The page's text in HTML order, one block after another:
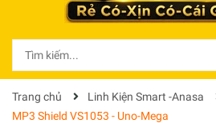
Trang chủ
Linh Kiện Smart -Anasa
MP3 Shield VS1053 - Uno-Mega